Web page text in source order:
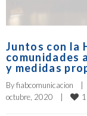
Juntos con la
comunidades
y medidas
By fiabcomunicacion
octubre, 2020
1